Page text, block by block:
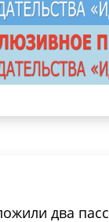
два